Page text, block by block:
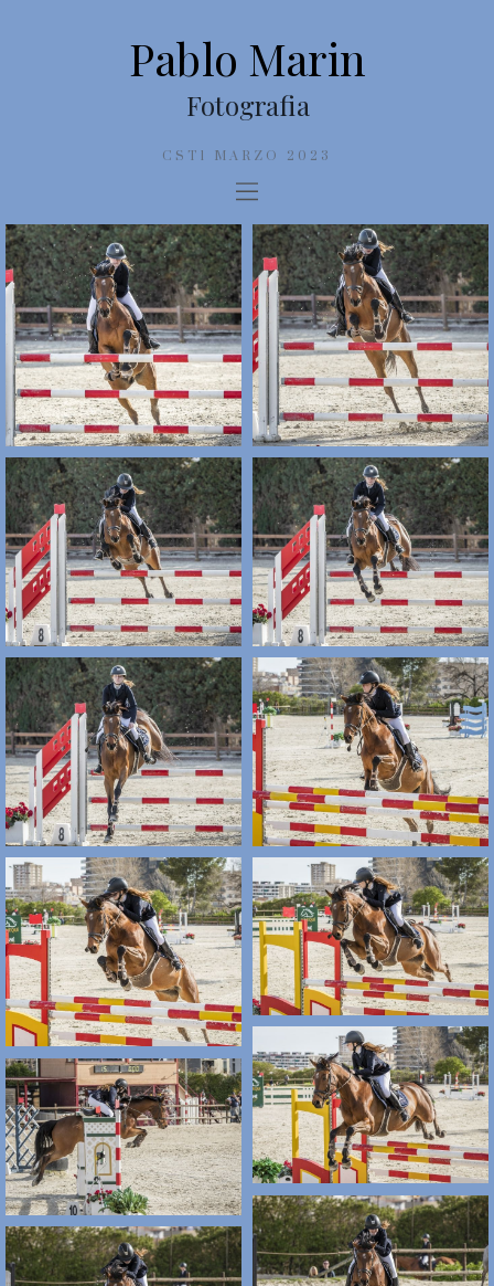
Pablo Marin
Fotografia
CST1 MARZO 2023